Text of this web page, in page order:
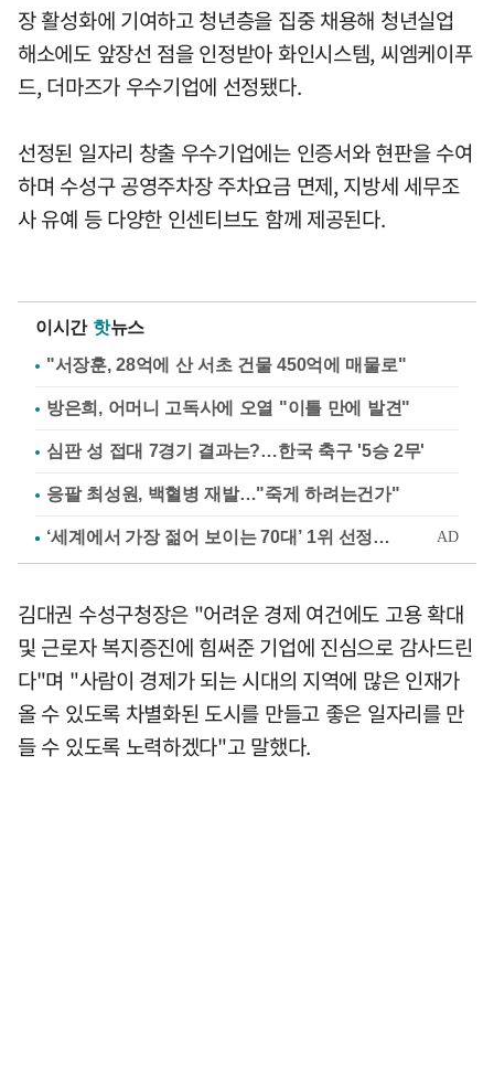
장 활성화에 기여하고 청년층을 집중 채용해 청년실업
해소에도 앞장선 점을 인정받아 화인시스템, 씨엠케이푸
드, 더마즈가 우수기업에 선정됐다.
선정된 일자리 창출 우수기업에는 인증서와 현판을 수여
하며 수성구 공영주차장 주차요금 면제, 지방세 세무조
사 유예 등 다양한 인센티브도 함께 제공된다.
이시간 핫뉴스
"서장훈, 28억에 산 서초 건물 450억에 매물로"
방은희, 어머니 고독사에 오열 "이틀 만에 발견"
심판 성 접대 7경기 결과는?…한국 축구 '5승 2무'
응팔 최성원, 백혈병 재발…"죽게 하려는건가"
김대권 수성구청장은 "어려운 경제 여건에도 고용 확대
및 근로자 복지증진에 힘써준 기업에 진심으로 감사드린
다"며 "사람이 경제가 되는 시대의 지역에 많은 인재가
올 수 있도록 차별화된 도시를 만들고 좋은 일자리를 만
들 수 있도록 노력하겠다"고 말했다.